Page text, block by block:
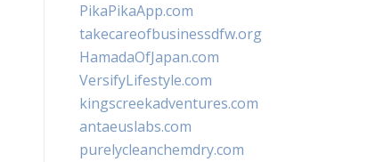
PikaPikaApp.com
takecareofbusinessdfw.org
HamadaOfJapan.com
VersifyLifestyle.com
kingscreekadventures.com
antaeuslabs.com
purelycleanchemdry.com